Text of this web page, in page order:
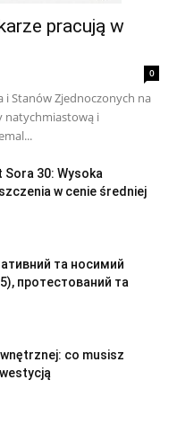
pracują w
0
Stanów Zjednoczonych na
natychmiastową i
Sora 30: Wysoka
w cenie średniej
та носимий
протестований та
co musisz